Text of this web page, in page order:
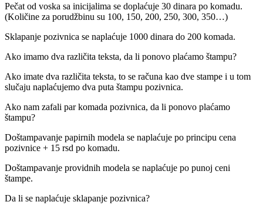
Pečat od voska sa inicijalima se doplaćuje 30 dinara po komadu.
(Količine za porudžbinu su 100, 150, 200, 250, 300, 350…)
Sklapanje pozivnica se naplaćuje 1000 dinara do 200 komada.
Ako imamo dva različita teksta, da li ponovo plaćamo štampu?
Ako imate dva različita teksta, to se računa kao dve stampe i u tom
slučaju naplaćujemo dva puta štampu pozivnica.
Ako nam zafali par komada pozivnica, da li ponovo plaćamo
štampu?
Doštampavanje papirnih modela se naplaćuje po principu cena
pozivnice + 15 rsd po komadu.
Doštampavanje providnih modela se naplaćuje po punoj ceni
štampe.
Da li se naplaćuje sklapanje pozivnica?